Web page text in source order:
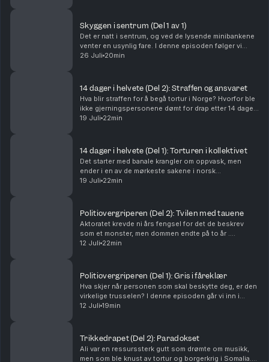
Skyggen i sentrum (Del 1 av 1)
Det er natt i sentrum, og ved de lysende minibankene
venter en usynlig fare. I denne episoden følger vi
saken mot Amina, som sammen med flere andre
26 Juli 20min
14 dager i helvete (Del 2): Straffen og ansvaret
Hva blir straffen for å begå tortur i Norge? Hvorfor ble
ikke gjerningspersonene dømt for drap etter 14 dager
med systematisk tortur? Del 2 av 2Ansvarlig redaktør
19 Juli 22min
14 dager i helvete (Del 1): Torturen i kollektivet
Det starter med banale krangler om oppvask, men
ender i en av de mørkeste sakene i norsk
rettshistorie. I denne episoden av Dømt følger vi de
19 Juli 22min
Politiovergriperen (Del 2): Tvilen med tauene
Aktoratet krevde ni års fengsel for det de beskrev
som et monster, men dommen endte på to år .
Hvordan er det mulig? Denne episoden forklarer
12 Juli 22min
Politiovergriperen (Del 1): Gris i fåreklær
Hva skjer når personen som skal beskytte deg, er den
virkelige trusselen? I denne episoden går vi inn i
mørket til Geir, en erfaren og respektert politimann
12 Juli 19min
Trikkedrapet (Del 2): Paradokset
Ali var en ressurssterk gutt som drømte om musikk,
men som ble knust av tortur og borgerkrig i Somalia.